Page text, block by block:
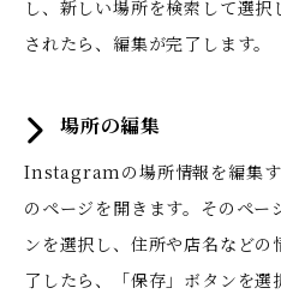
し、新しい場所を検索して選
されたら、編集が完了します。
場所の編集
Instagramの場所情報を編集
のページを開きます。そのペー
ンを選択し、住所や店名など
了したら、「保存」ボタンを選